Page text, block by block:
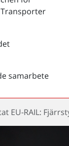
samarbete
EU-RAIL: